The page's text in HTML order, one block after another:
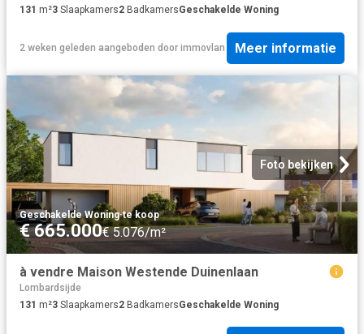
131 m²3 Slaapkamers2 BadkamersGeschakelde Woning
2 weken geleden aangeboden door immovlan Meer informatie
Foto bekijken
Geschakelde Woning·te koop
€ 665.000€ 5.076/m²
à vendre Maison Westende Duinenlaan
Lombardsijde
131 m²3 Slaapkamers2 BadkamersGeschakelde Woning